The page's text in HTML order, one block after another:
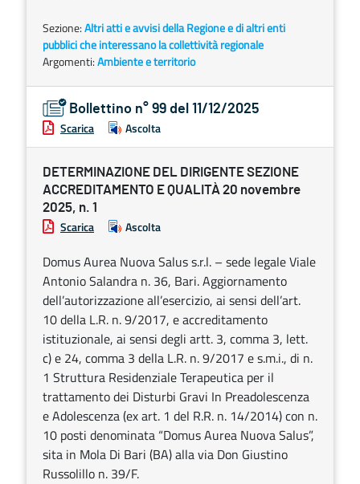
Sezione:Altri atti e avvisi della Regione e di altri enti
pubblici che interessano la collettività regionale
Argomenti:Ambiente e territorio
Bollettino n° 99 del 11/12/2025
Scarica Ascolta
DETERMINAZIONE DEL DIRIGENTE SEZIONE
ACCREDITAMENTO E QUALITÀ 20 novembre
2025, n. 1
Scarica Ascolta
Domus Aurea Nuova Salus s.r.l. – sede legale Viale
Antonio Salandra n. 36, Bari. Aggiornamento
dell’autorizzazione all’esercizio, ai sensi dell’art.
10 della L.R. n. 9/2017, e accreditamento
istituzionale, ai sensi degli artt. 3, comma 3, lett.
c) e 24, comma 3 della L.R. n. 9/2017 e s.m.i., di n.
1 Struttura Residenziale Terapeutica per il
trattamento dei Disturbi Gravi In Preadolescenza
e Adolescenza (ex art. 1 del R.R. n. 14/2014) con n.
10 posti denominata “Domus Aurea Nuova Salus”,
sita in Mola Di Bari (BA) alla via Don Giustino
Russolillo n. 39/F.